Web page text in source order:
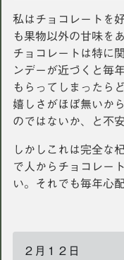
私はチョコレートを
も果物以外の甘味を
チョコレートは特に
ンデーが近づくと毎
もらってしまったら
嬉しさがほぼ無いか
のではないか、と不
しかしこれは完全な
で人からチョコレー
い。それでも毎年心
２月１２日